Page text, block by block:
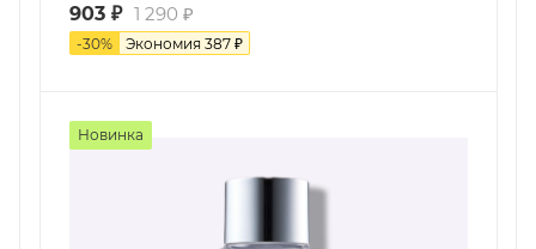
903 ₽ 1 290 ₽
-30% Экономия 387 ₽
Новинка